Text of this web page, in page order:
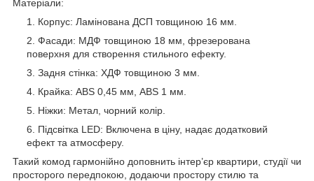
Матеріали:
Корпус: Ламінована ДСП товщиною 16 мм.
Фасади: МДФ товщиною 18 мм, фрезерована
поверхня для створення стильного ефекту.
Задня стінка: ХДФ товщиною 3 мм.
Крайка: АBS 0,45 мм, АBS 1 мм.
Ніжки: Метал, чорний колір.
Підсвітка LED: Включена в ціну, надає додатковий
ефект та атмосферу.
Такий комод гармонійно доповнить інтер’єр квартири, студії чи
просторого передпокою, додаючи простору стилю та